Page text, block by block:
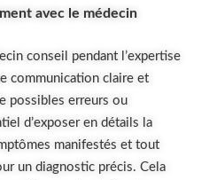
avec le médecin
conseil pendant l’expertise
communication claire et
possibles erreurs ou
d’exposer en détails la
manifestés et tout
un diagnostic précis. Cela